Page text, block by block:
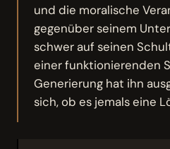
und die moralische
gegenüber seinem
schwer auf seinen
einer funktionierenden
Generierung hat ihn
sich, ob es jemals eine